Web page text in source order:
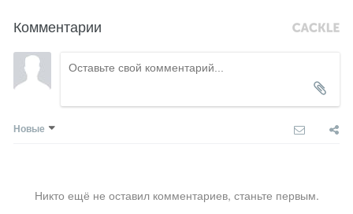
Комментарии
Новые
Никто ещё не оставил комментариев, станьте первым.